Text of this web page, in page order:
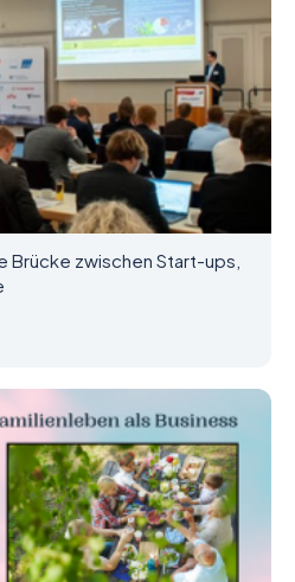
Brücke zwischen Start-ups,